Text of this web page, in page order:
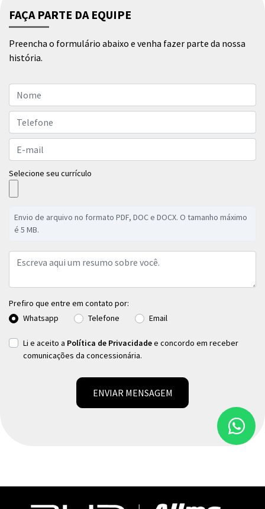
FAÇA PARTE DA EQUIPE
Preencha o formulário abaixo e venha fazer parte da nossa
história.
Selecione seu currículo
Envio de arquivo no formato PDF, DOC e DOCX. O tamanho máximo
é 5 MB.
Prefiro que entre em contato por:
Whatsapp
Telefone Email
Li e aceito a Política de Privacidadee concordo em receber
comunicações da concessionária.
ENVIAR MENSAGEM